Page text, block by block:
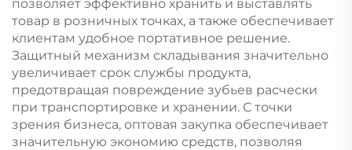
позволяет эффективно хранить и выставлять
товар в розничных точках, а также обеспечивает
клиентам удобное портативное решение.
Защитный механизм складывания значительно
увеличивает срок службы продукта,
предотвращая повреждение зубьев расчески
при транспортировке и хранении. С точки
зрения бизнеса, оптовая закупка обеспечивает
значительную экономию средств, позволяя